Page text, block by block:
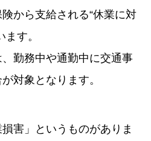
から支給される“休業に対
す。
勤務中や通勤中に交通事
対象となります。
害」というものがありま